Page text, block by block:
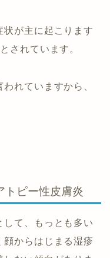
状が主に起こります
されています。
れていますから、
トピー性皮膚炎
て、もっとも多い
からはじまる湿疹